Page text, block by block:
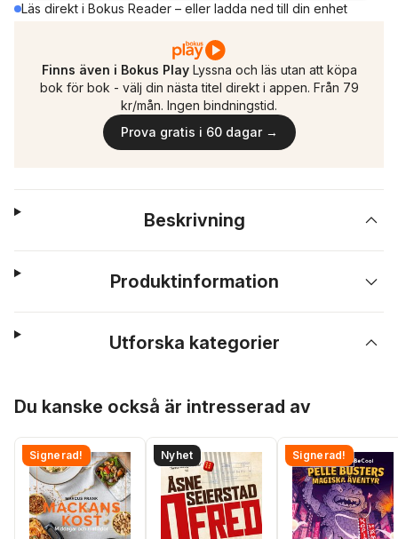
Läs direkt i Bokus Reader – eller ladda ned till din enhet
Finns även i Bokus Play Lyssna och läs utan att köpa
bok för bok - välj din nästa titel direkt i appen. Från 79
kr/mån. Ingen bindningstid.
Prova gratis i 60 dagar →
Beskrivning
Produktinformation
Utforska kategorier
Du kanske också är intresserad av
Signerad! Nyhet Signerad!